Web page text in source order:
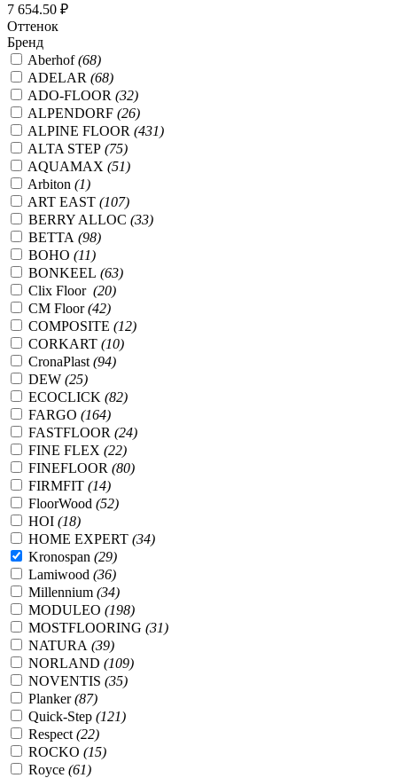
7 654.50 ₽
Оттенок
Бренд
Aberhof(68)
ADELAR (68)
ADO-FLOOR (32)
ALPENDORF (26)
ALPINE FLOOR (431)
ALTA STEP (75)
AQUAMAX (51)
Arbiton (1)
ART EAST (107)
BERRY ALLOC (33)
BETTA (98)
BOHO (11)
BONKEEL (63)
Clix Floor (20)
CM Floor(42)
COMPOSITE (12)
CORKART (10)
CronaPlast (94)
DEW (25)
ECOCLICK (82)
FARGO (164)
FASTFLOOR (24)
FINE FLEX (22)
FINEFLOOR (80)
FIRMFIT (14)
FloorWood (52)
HOI (18)
HOME EXPERT (34)
Kronospan (29)
Lamiwood (36)
Millennium (34)
MODULEO (198)
MOSTFLOORING (31)
NATURA (39)
NORLAND (109)
NOVENTIS (35)
Planker(87)
Quick-Step (121)
Respect (22)
ROCKO (15)
Royce (61)